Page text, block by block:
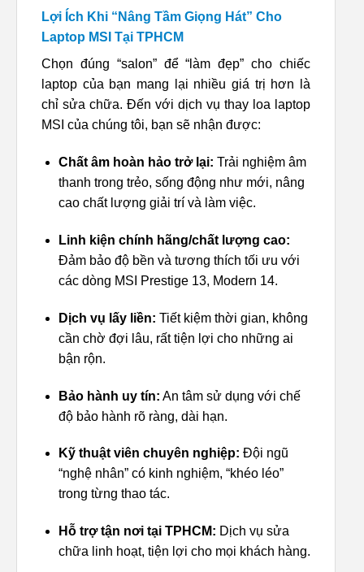
Lợi Ích Khi “Nâng Tầm Giọng Hát” Cho
Laptop MSI Tại TPHCM
Chọn đúng “salon” để “làm đẹp” cho chiếc
laptop của bạn mang lại nhiều giá trị hơn là
chỉ sửa chữa. Đến với dịch vụ thay loa laptop
MSI của chúng tôi, bạn sẽ nhận được:
Chất âm hoàn hảo trở lại: Trải nghiệm âm
thanh trong trẻo, sống động như mới, nâng
cao chất lượng giải trí và làm việc.
Linh kiện chính hãng/chất lượng cao:
Đảm bảo độ bền và tương thích tối ưu với
các dòng MSI Prestige 13, Modern 14.
Dịch vụ lấy liền: Tiết kiệm thời gian, không
cần chờ đợi lâu, rất tiện lợi cho những ai
bận rộn.
Bảo hành uy tín: An tâm sử dụng với chế
độ bảo hành rõ ràng, dài hạn.
Kỹ thuật viên chuyên nghiệp: Đội ngũ
“nghệ nhân” có kinh nghiệm, “khéo léo”
trong từng thao tác.
Hỗ trợ tận nơi tại TPHCM: Dịch vụ sửa
chữa linh hoạt, tiện lợi cho mọi khách hàng.